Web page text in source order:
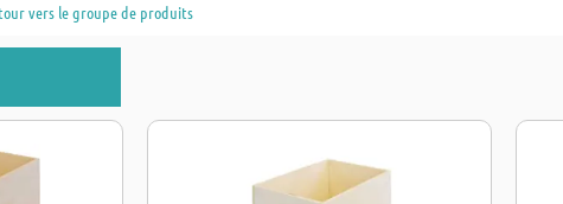
vers le groupe de produits